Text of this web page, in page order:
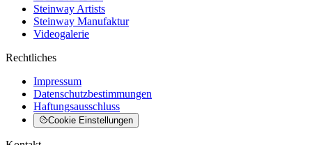
Steinway Artists
Steinway Manufaktur
Videogalerie
Rechtliches
Impressum
Datenschutzbestimmungen
Haftungsausschluss
Cookie Einstellungen